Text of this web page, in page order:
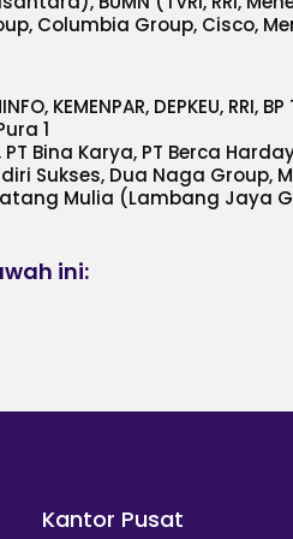
Columbia Group, Cisco,
KEMENPAR, DEPKEU, RRI,
1
PT Bina Karya, PT Berca
Sukses, Dua Naga Group,
Mulia (Lambang Jaya
ini:
Kantor Pusat